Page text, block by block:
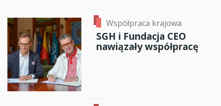
Współpraca krajowa
SGH i Fundacja CEO
nawiązały współpracę